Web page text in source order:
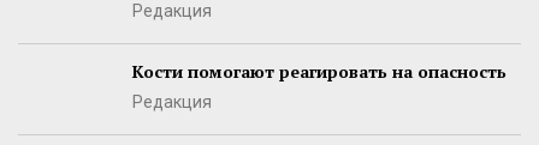
Редакция
Кости помогают реагировать на опасность
Редакция